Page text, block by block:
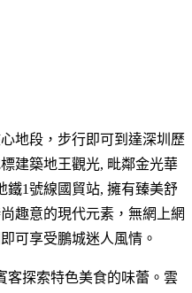
地段，步行即可到達深圳歷
建築地王觀光, 毗鄰金光華
鐵1號線國貿站, 擁有臻美舒
趣意的現代元素，無網上網
可享受鵬城迷人風情。
客探索特色美食的味蕾。雲